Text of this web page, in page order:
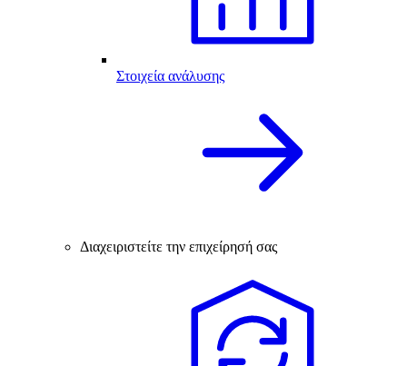
Στοιχεία ανάλυσης
Διαχειριστείτε την επιχείρησή σας